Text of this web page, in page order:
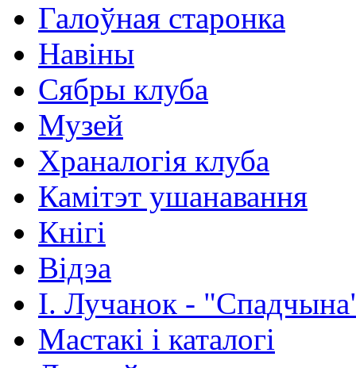
Галоўная старонка
Навіны
Сябры клуба
Музей
Храналогія клуба
Камітэт ушанавання
Кнігі
Відэа
І. Лучанок -
Мастакі i каталогi